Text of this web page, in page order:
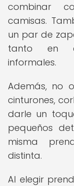
combinar
camisas.
un par de
tanto en
informales.
Además, no
cinturones,
darle un
pequeños
misma
distinta.
Al elegir